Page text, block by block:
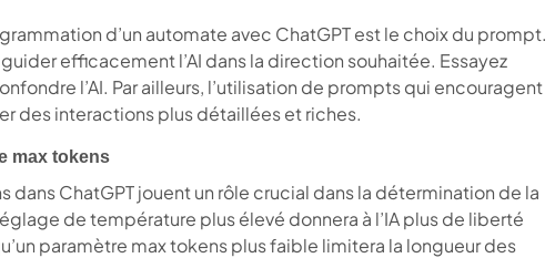
d’un automate avec ChatGPT est le choix du prompt.
efficacement l’AI dans la direction souhaitée. Essayez
l’AI. Par ailleurs, l’utilisation de prompts qui encouragent
des interactions plus détaillées et riches.
max tokens
ChatGPT jouent un rôle crucial dans la détermination de la
de température plus élevé donnera à l’IA plus de liberté
paramètre max tokens plus faible limitera la longueur des